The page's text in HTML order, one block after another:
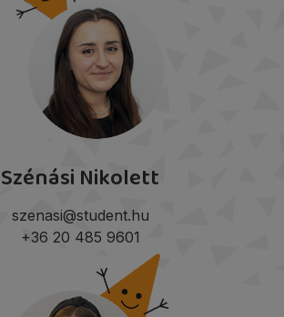
Szénási Nikolett
szenasi@student.hu
+36 20 485 9601